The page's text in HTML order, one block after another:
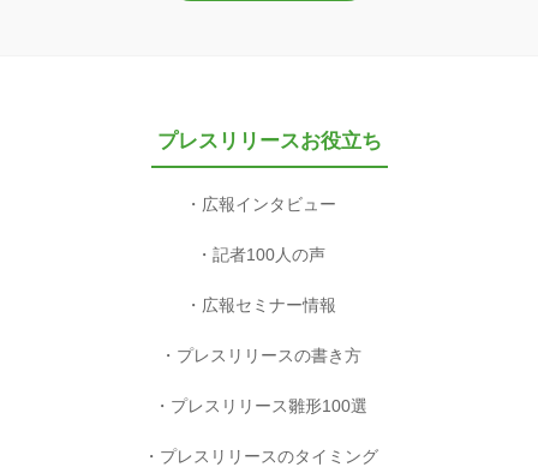
プレスリリースお役立ち
広報インタビュー
記者100人の声
広報セミナー情報
プレスリリースの書き方
プレスリリース雛形100選
プレスリリースのタイミング